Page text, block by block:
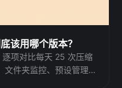
该用哪个版本？
项对比每天 25 次压缩
文件夹监控、预设管理